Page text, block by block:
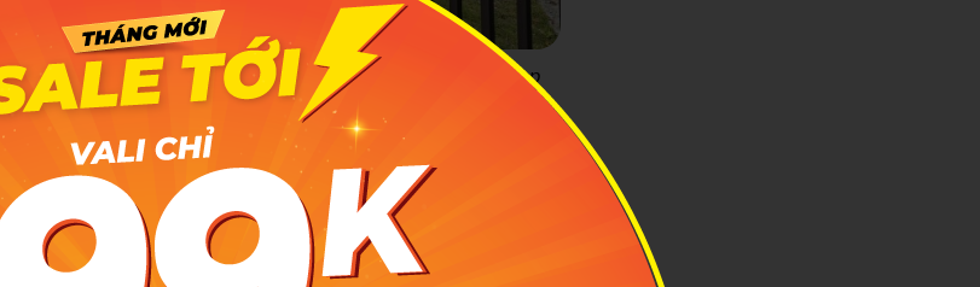
đảo Pulau Ubin qua thời gian vẫn giữ trọn nét đẹp
nhịp sống dung dị, yên bình. Ảnh: travellingtam
dẫn di chuyển
Ubin gồm 2 chặng chính. Một là di chuyển từ trung tâm
đến làng Changi, tiếp đó là từ làng Changi đến bến phà
đảo. Sau đây,MIA.vn sẽ hướng dẫn bạn cách di chuyển chi